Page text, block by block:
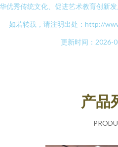
优秀传统文化、促进艺术教育创新发
如若转载，请注明出处：http://
更新时间：2026-
产品